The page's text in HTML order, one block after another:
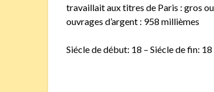
travaillait aux titres de Paris : gros
ouvrages d’argent : 958 millièmes
Siécle de début: 18 – Siécle de fin: 18